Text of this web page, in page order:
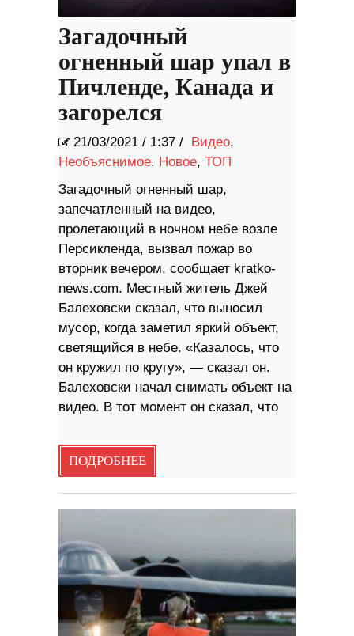
Загадочный
огненный шар упал в
Пичленде, Канада и
загорелся
21/03/2021 / 1:37 / Видео,
Необъяснимое, Новое, ТОП
Загадочный огненный шар,
запечатленный на видео,
пролетающий в ночном небе возле
Персикленда, вызвал пожар во
вторник вечером, сообщает kratko-
news.com. Местный житель Джей
Балеховски сказал, что выносил
мусор, когда заметил яркий объект,
светящийся в небе. «Казалось, что
он кружил по кругу», — сказал он.
Балеховски начал снимать объект на
видео. В тот момент он сказал, что
ПОДРОБНЕЕ